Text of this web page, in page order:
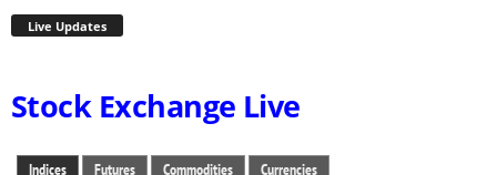
Live Updates
Stock Exchange Live